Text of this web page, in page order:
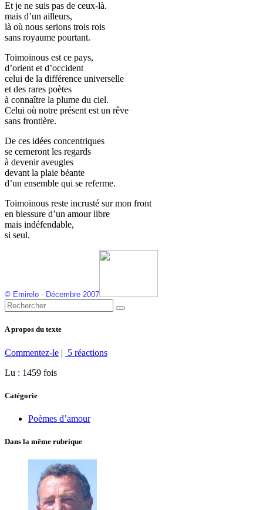
Et je ne suis pas de ceux-là.
mais d’un ailleurs,
là où nous serions trois rois
sans royaume pourtant.
Toimoinous est ce pays,
d’orient et d’occident
celui de la différence universelle
et des rares poètes
à connaître la plume du ciel.
Celui où notre présent est un rêve
sans frontière.
De ces idées concentriques
se cerneront les regards
à devenir aveugles
devant la plaie béante
d’un ensemble qui se referme.
Toimoinous reste incrusté sur mon front
en blessure d’un amour libre
mais indéfendable,
si seul.
© Emirelo - Décembre 2007
A propos du texte
Commentez-le | 5 réactions
Lu : 1459 fois
Catégorie
Poèmes d’amour
Dans la même rubrique